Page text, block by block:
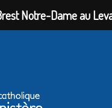
Notre-Dame au